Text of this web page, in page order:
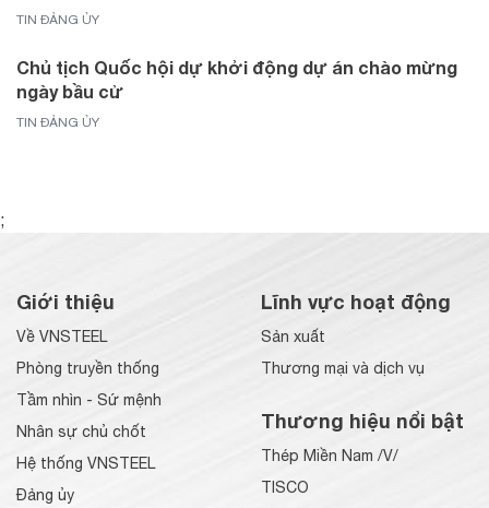
TIN ĐẢNG ỦY
Chủ tịch Quốc hội dự khởi động dự án chào mừng
ngày bầu cử
TIN ĐẢNG ỦY
;
Giới thiệu
Về VNSTEEL
Phòng truyền thống
Tầm nhìn - Sứ mệnh
Nhân sự chủ chốt
Hệ thống VNSTEEL
Đảng ủy
Lĩnh vực hoạt động
Sản xuất
Thương mại và dịch vụ
Thương hiệu nổi bật
Thép Miền Nam /V/
TISCO